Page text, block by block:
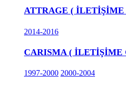
ATTRAGE (
2014-2016
CARISMA ( İLETİŞİME
1997-2000 2000-2004